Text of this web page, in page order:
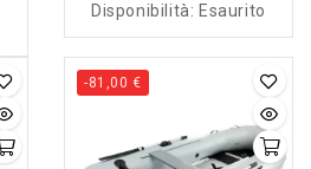
Disponibilità: Esaurito
-81,00 €